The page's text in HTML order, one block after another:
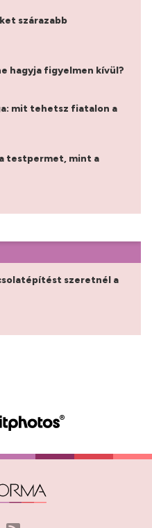
szárazabb
hagyja figyelmen kívül?
mit tehetsz fiatalon a
testpermet, mint a
szeretnél a